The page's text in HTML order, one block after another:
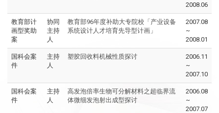
2008.06
教育部计
画型奖助
案
协同
主持
人
教育部96年度补助大专院校「产业设备
系统设计人才培育先导型计画」
2007.08
~
2008.01
国科会案
件
主持
人
塑胶回收料机械性质探讨
2006.11
~
2007.10
国科会案
件
主持
人
高发泡倍率生物可分解材料之超临界流
体微细发泡射出成型探讨
2006.08
~
2007.07